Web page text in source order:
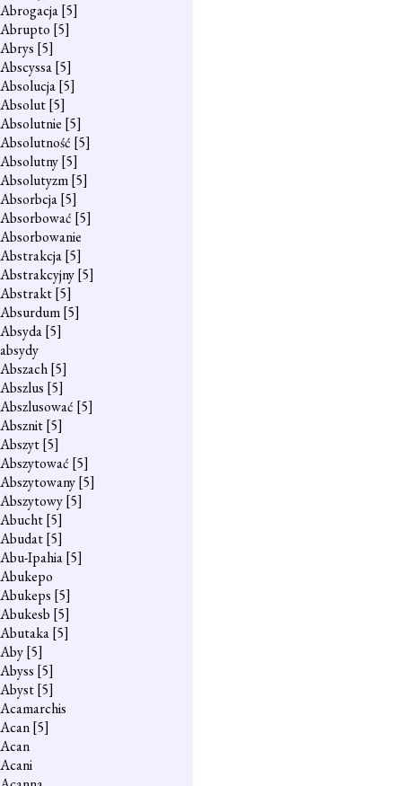
Abrogacja[5]
Abrupto [5]
Abrys [5]
Abscyssa[5]
Absolucja[5]
Absolut[5]
Absolutnie [5]
Absolutność [5]
Absolutny[5]
Absolutyzm[5]
Absorbcja[5]
Absorbować [5]
Absorbowanie
Abstrakcja[5]
Abstrakcyjny[5]
Abstrakt[5]
Absurdum[5]
Absyda[5]
absydy
Abszach[5]
Abszlus [5]
Abszlusować [5]
Absznit[5]
Abszyt[5]
Abszytować [5]
Abszytowany[5]
Abszytowy[5]
Abucht[5]
Abudat[5]
Abu-Ipahia[5]
Abukepo
Abukeps [5]
Abukesb [5]
Abutaka[5]
Aby[5]
Abyss [5]
Abyst[5]
Acamarchis
Acan[5]
Acan
Acani